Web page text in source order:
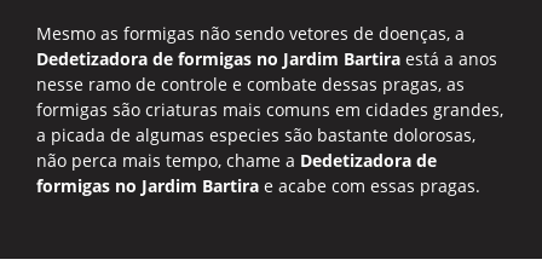
Mesmo as formigas não sendo vetores de doenças, a
Dedetizadora de formigas no Jardim Bartira está a anos
nesse ramo de controle e combate dessas pragas, as
formigas são criaturas mais comuns em cidades grandes,
a picada de algumas especies são bastante dolorosas,
não perca mais tempo, chame a Dedetizadora de
formigas no Jardim Bartira e acabe com essas pragas.